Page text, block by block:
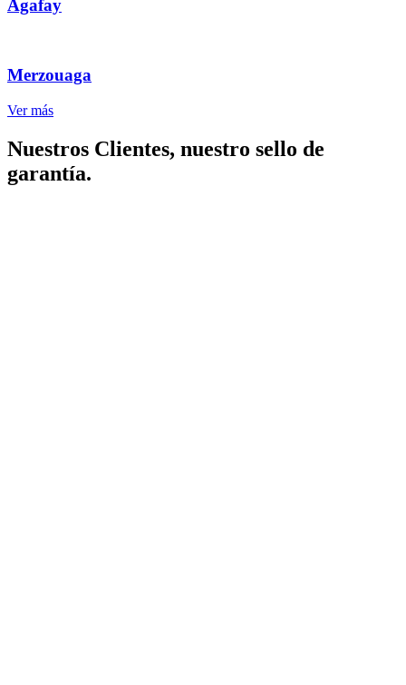
Agafay
Merzouaga
Ver más
Nuestros Clientes, nuestro sello de
garantía.